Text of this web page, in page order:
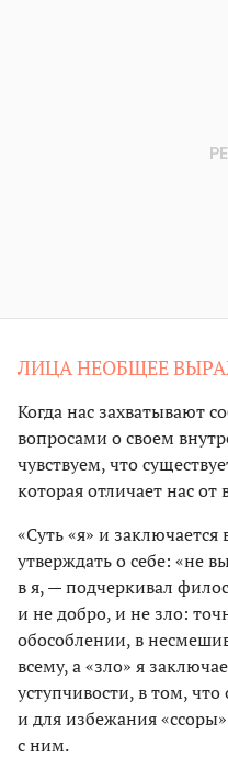
ЛИЦА НЕОБЩЕЕ
Когда нас захватывают
вопросами о своем
чувствуем, что
которая отличает нас от
«Суть «я» и
утверждать о себе: «не
в я, — подчеркивал
и не добро, и не зло:
обособлении, в
всему, а «зло» я
уступчивости, в том,
и для избежания
с ним.